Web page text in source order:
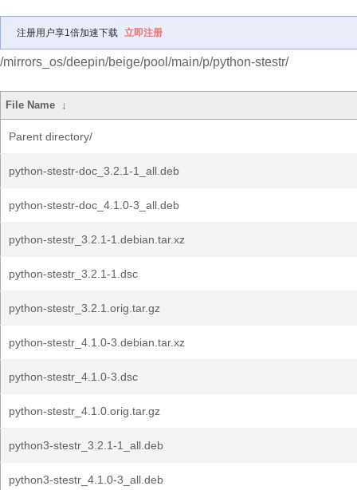
注册用户享1倍加速下载 立即注册
/mirrors_os/deepin/beige/pool/main/p/python-stestr/
File Name ↓
Parent directory/
python-stestr-doc_3.2.1-1_all.deb
python-stestr-doc_4.1.0-3_all.deb
python-stestr_3.2.1-1.debian.tar.xz
python-stestr_3.2.1-1.dsc
python-stestr_3.2.1.orig.tar.gz
python-stestr_4.1.0-3.debian.tar.xz
python-stestr_4.1.0-3.dsc
python-stestr_4.1.0.orig.tar.gz
python3-stestr_3.2.1-1_all.deb
python3-stestr_4.1.0-3_all.deb